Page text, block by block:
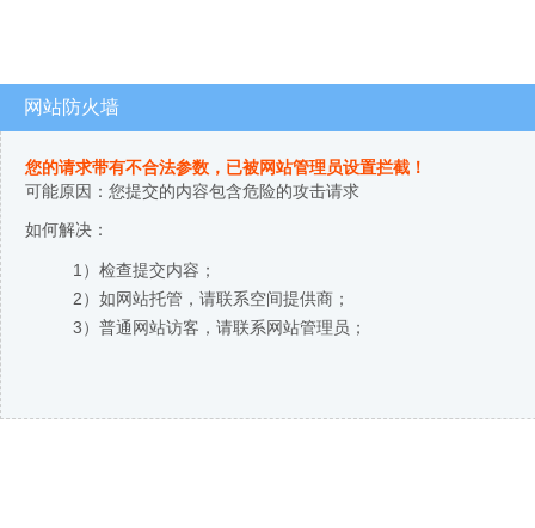
网站防火墙
您的请求带有不合法参数，已被网站管理员设置拦截！
可能原因：您提交的内容包含危险的攻击请求
如何解决：
1）检查提交内容；
2）如网站托管，请联系空间提供商；
3）普通网站访客，请联系网站管理员；